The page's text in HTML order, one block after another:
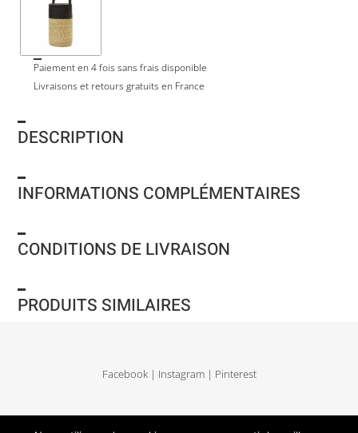
Paiement en 4 fois sans frais disponible
Livraisons et retours gratuits en France
DESCRIPTION
INFORMATIONS COMPLÉMENTAIRES
CONDITIONS DE LIVRAISON
PRODUITS SIMILAIRES
Facebook | Instagram | Pinterest